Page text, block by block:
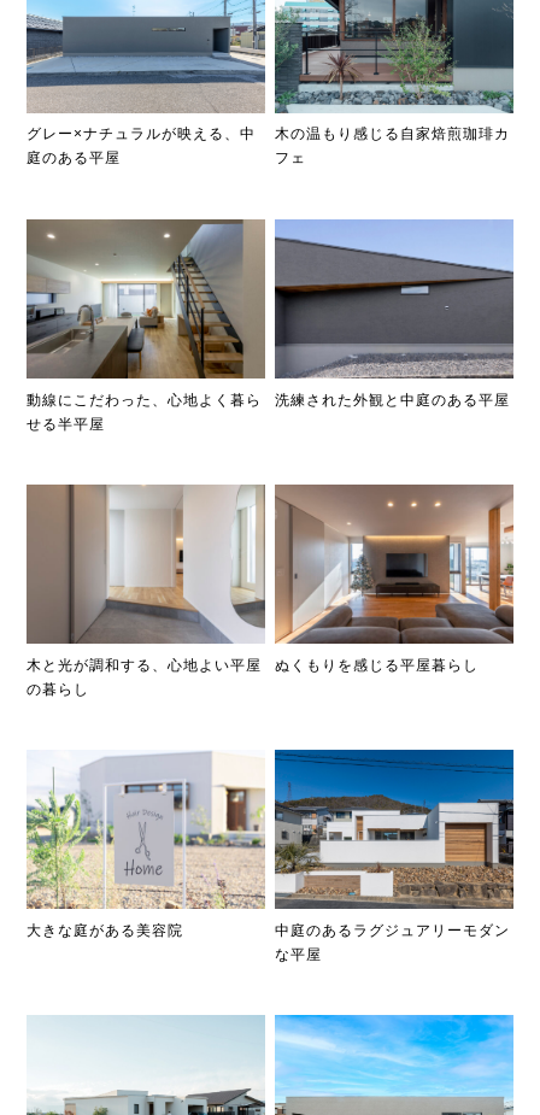
グレー×ナチュラルが映える、中
庭のある平屋
木の温もり感じる自家焙煎珈琲カ
フェ
動線にこだわった、心地よく暮ら
せる半平屋
洗練された外観と中庭のある平屋
木と光が調和する、心地よい平屋
の暮らし
ぬくもりを感じる平屋暮らし
大きな庭がある美容院
中庭のあるラグジュアリーモダン
な平屋